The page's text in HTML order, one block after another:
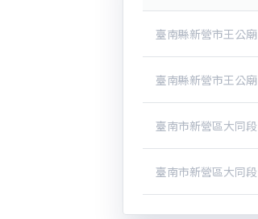
臺南縣新營市王公廟
臺南縣新營市王公廟
臺南市新營區大同段
臺南市新營區大同段